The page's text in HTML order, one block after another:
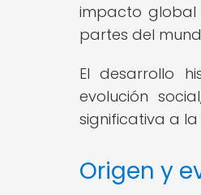
impacto global
partes del
El desarrollo
evolución
significativa a
Origen y